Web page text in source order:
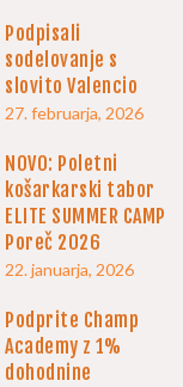
Podpisali
sodelovanje s
slovito Valencio
27. februarja, 2026
NOVO: Poletni
košarkarski tabor
ELITE SUMMER CAMP
Poreč 2026
22. januarja, 2026
Podprite Champ
Academy z 1%
dohodnine